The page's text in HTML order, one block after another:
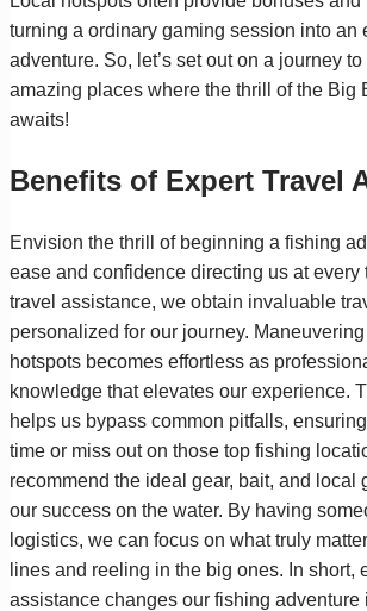
turning a ordinary gaming session into an
adventure. So, let’s set out on a journey
amazing places where the thrill of the Big
awaits!
Benefits of Expert Travel
Envision the thrill of beginning a fishing
ease and confidence directing us at every
travel assistance, we obtain invaluable
personalized for our journey. Maneuvering
hotspots becomes effortless as
knowledge that elevates our experience.
helps us bypass common pitfalls,
time or miss out on those top fishing
recommend the ideal gear, bait, and local
our success on the water. By having
logistics, we can focus on what truly
lines and reeling in the big ones. In short,
assistance changes our fishing adventure